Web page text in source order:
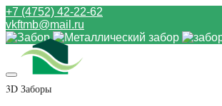
+7 (4752) 42-22-62
vkftmb@mail.ru
3D Заборы